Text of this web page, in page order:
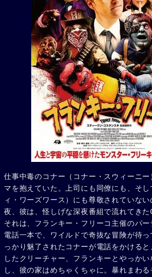
仕事中毒のコナー（コナー・スウィーニ
マを抱えていた。上司にも同僚にも、そ
ィ・ワーズワース）にも尊敬されていな
夜、彼は、怪しげな深夜番組で流れてきた
それは、フランキー・フリーコ主催のパー
電話一本で、ワイルドで奇抜な冒険が待
っかり魅了されたコナーが電話をかける
したクリーチャー、フランキーとやっか
し、彼の家はめちゃくちゃに。暴れまわ